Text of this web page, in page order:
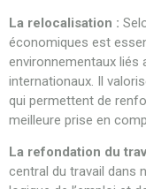
La relocalisation :
économiques est
environnementaux liés
internationaux. Il
qui permettent de
meilleure prise en
La refondation du
central du travail dans